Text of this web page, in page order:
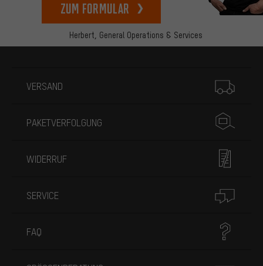
Herbert, General Operations & Services
zum Formular
VERSAND
PAKETVERFOLGUNG
WIDERRUF
SERVICE
FAQ